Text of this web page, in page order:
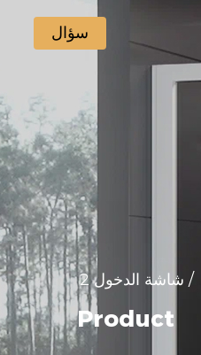
سؤال
/ شاشة الدخول 2
Product